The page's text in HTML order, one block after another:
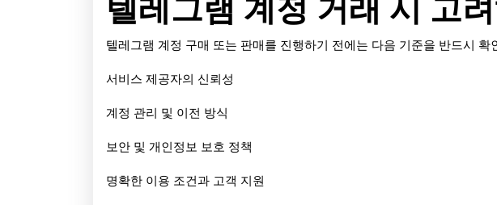
텔레그램 계정 구매 또는 판매를 진행하기 전에는 다음 기준을 반드시 확
서비스 제공자의 신뢰성
계정 관리 및 이전 방식
보안 및 개인정보 보호 정책
명확한 이용 조건과 고객 지원